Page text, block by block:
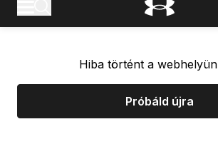
Hiba történt a
Próbáld újra